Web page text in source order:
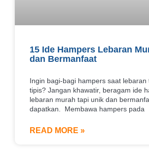
15 Ide Hampers Lebaran
dan Bermanfaat
Ingin bagi-bagi hampers saat lebaran
tipis? Jangan khawatir, beragam ide
lebaran murah tapi unik dan
dapatkan. Membawa hampers pada
READ MORE »